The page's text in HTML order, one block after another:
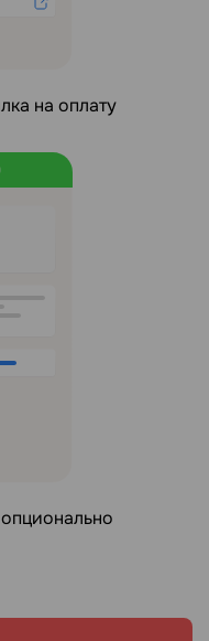
на оплату
опционально